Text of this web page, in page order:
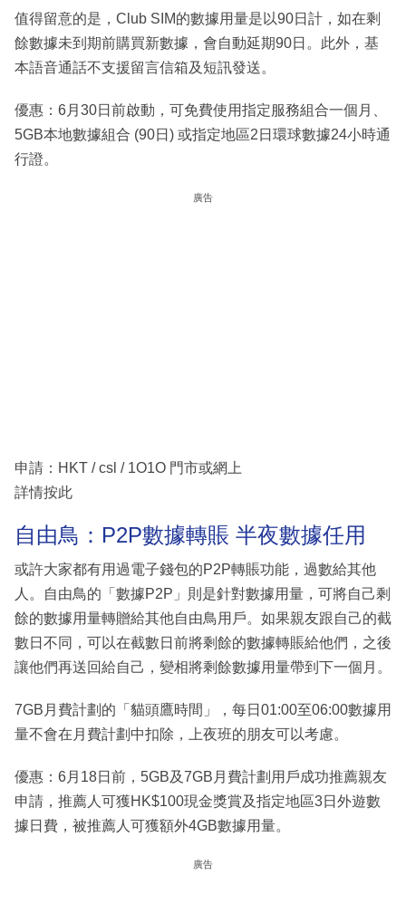
值得留意的是，Club SIM的數據用量是以90日計，如在剩
餘數據未到期前購買新數據，會自動延期90日。此外，基
本語音通話不支援留言信箱及短訊發送。
優惠：6月30日前啟動，可免費使用指定服務組合一個月、
5GB本地數據組合 (90日) 或指定地區2日環球數據24小時通
行證。
廣告
申請：HKT / csl / 1O1O 門市或網上
詳情按此
自由鳥：P2P數據轉賬 半夜數據任用
或許大家都有用過電子錢包的P2P轉賬功能，過數給其他
人。自由鳥的「數據P2P」則是針對數據用量，可將自己剩
餘的數據用量轉贈給其他自由鳥用戶。如果親友跟自己的截
數日不同，可以在截數日前將剩餘的數據轉賬給他們，之後
讓他們再送回給自己，變相將剩餘數據用量帶到下一個月。
7GB月費計劃的「貓頭鷹時間」，每日01:00至06:00數據用
量不會在月費計劃中扣除，上夜班的朋友可以考慮。
優惠：6月18日前，5GB及7GB月費計劃用戶成功推薦親友
申請，推薦人可獲HK$100現金獎賞及指定地區3日外遊數
據日費，被推薦人可獲額外4GB數據用量。
廣告